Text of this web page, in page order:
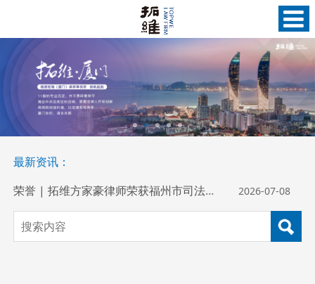
最新资讯：
2026-07-08
荣誉 | 印尼法律界年度风向标揭晓，AW&P（拓维雅加达办公室）获得Hukumonline 印尼领先律所等共5项荣誉 2026-06-23
法律意识及销售管理能力 | 张罕溦律师受邀为摩尔元数开展专题培训 2026-06-17
印尼驻华大使馆商务参赞一行到访拓维福州办公室，共话中国企业投资印尼 2026-06-12
荣誉 | 拓维方家豪律师荣获福州市司法局“优秀共产党员”称号 2026-07-08
2026-06-23
法律意识及销售管理能力 | 张罕溦律师受邀为摩尔元数开展专题培训